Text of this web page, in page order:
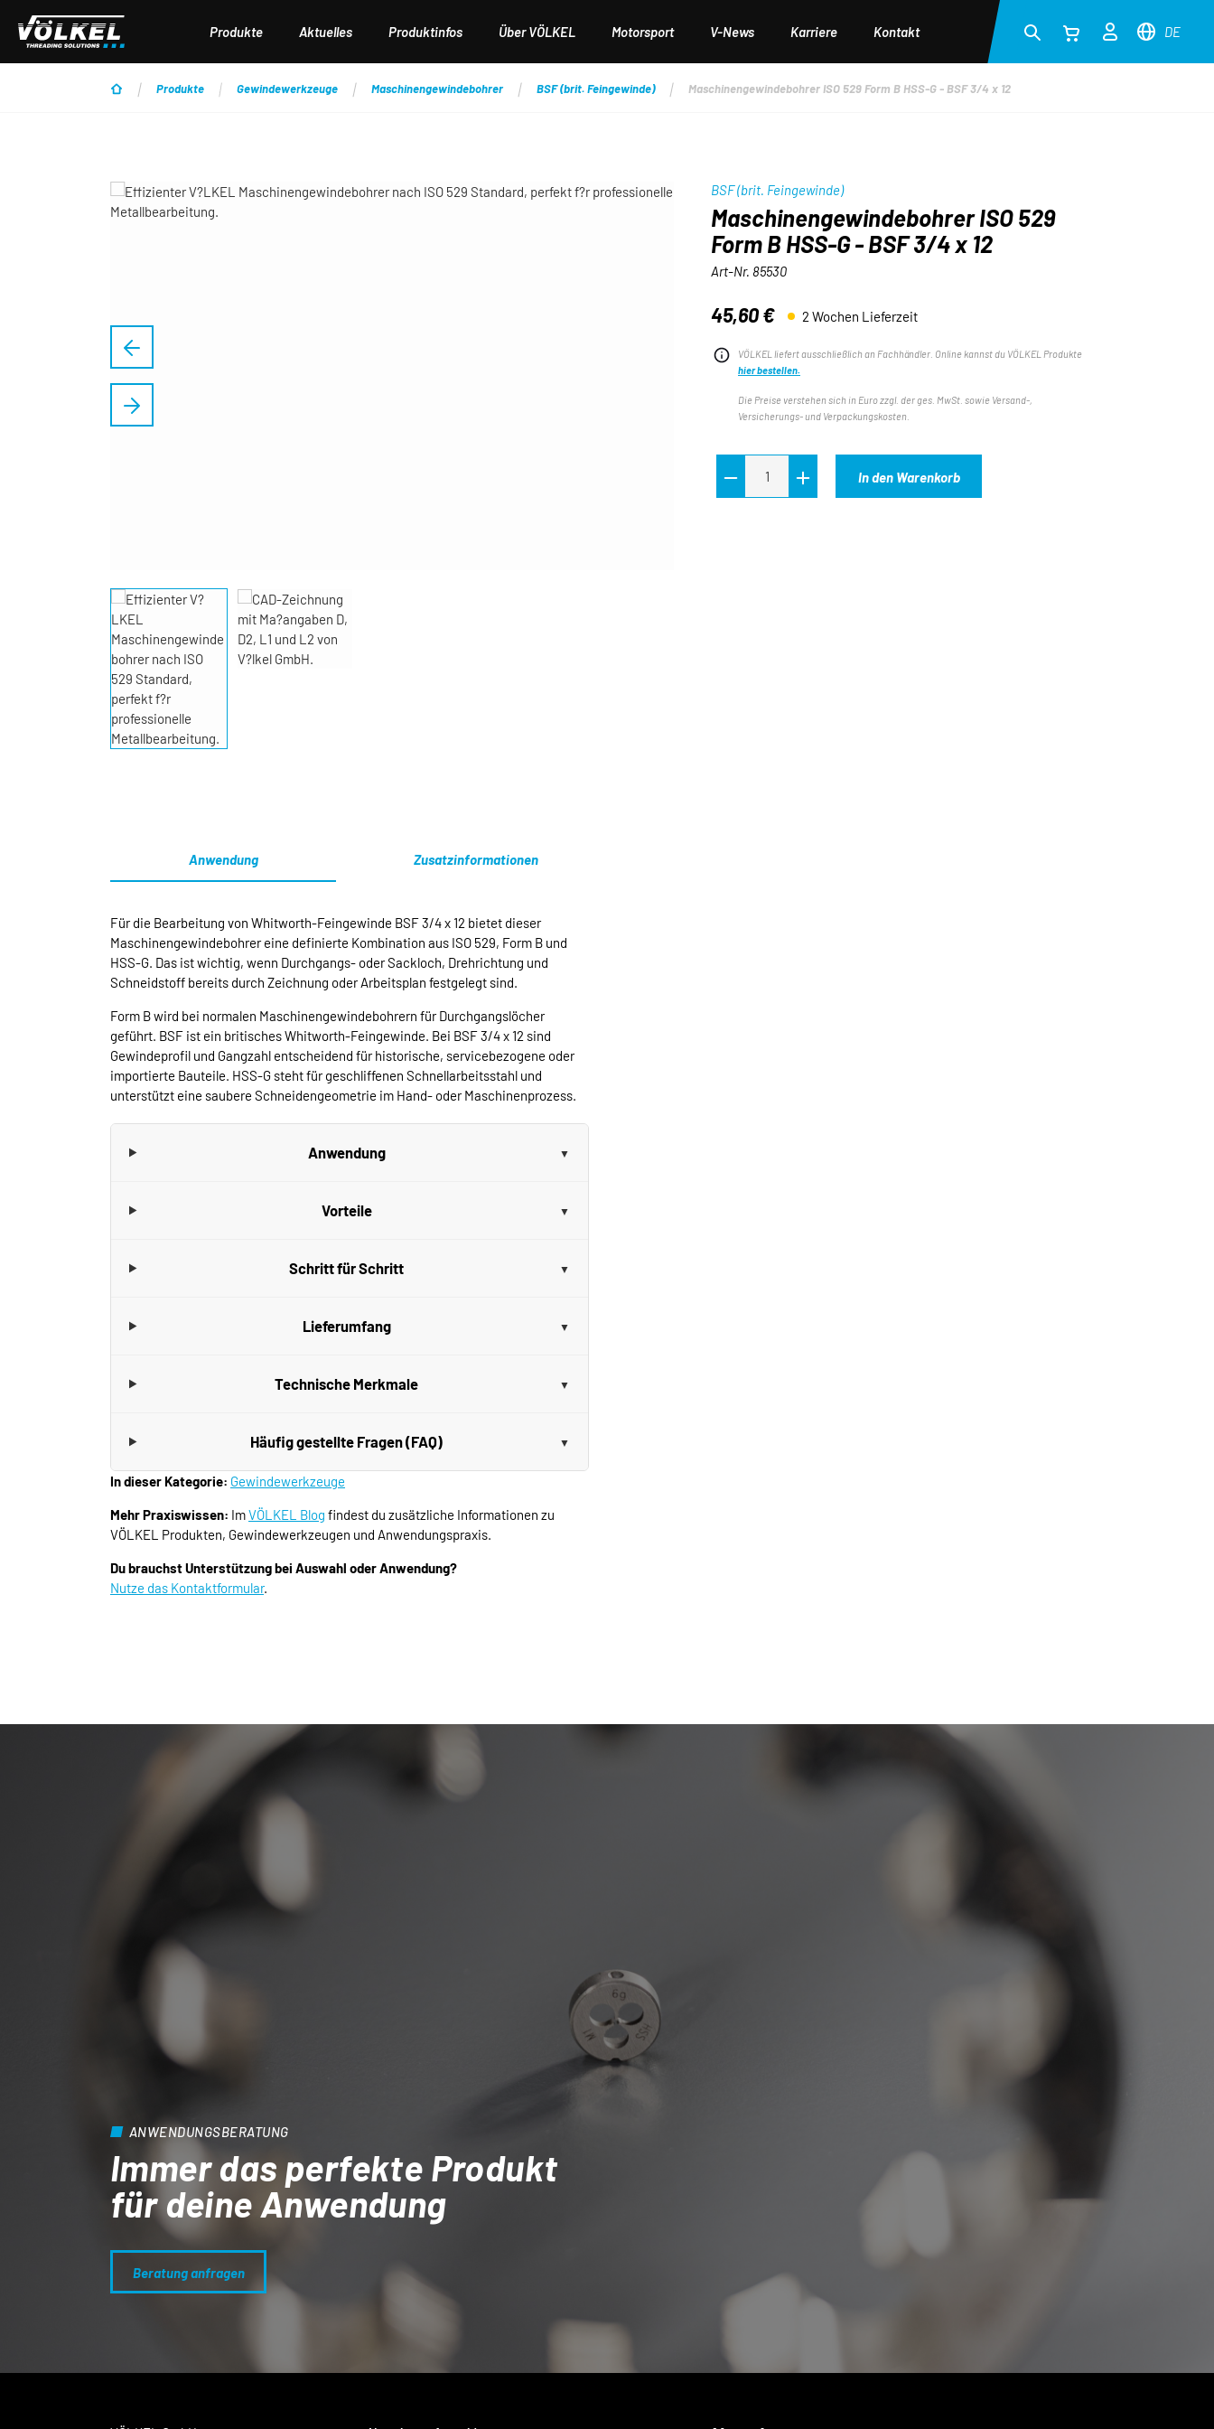
Hauptinhalt springen
Zur Suche springen
Zur Hauptnavigation springen
Produkte Aktuelles Produktinfos Über VÖLKEL Motorsport V-News Karriere Kontakt DE
Produkte Gewindewerkzeuge Maschinengewindebohrer BSF (brit. Feingewinde) Maschinengewindebohrer ISO 529 Form B HSS-G - BSF 3/4 x 12
Bildergalerie überspringen BSF (brit. Feingewinde)
Maschinengewindebohrer ISO 529
Form B HSS-G - BSF 3/4 x 12
Art-Nr. 85530
Regulärer Preis:
45,60 € 2 Wochen Lieferzeit
VÖLKEL liefert ausschließlich an Fachhändler. Online kannst du VÖLKEL Produkte
hier bestellen.
Die Preise verstehen sich in Euro zzgl. der ges. MwSt. sowie Versand-,
Versicherungs- und Verpackungskosten.
In den Warenkorb
Anwendung Zusatzinformationen
Für die Bearbeitung von Whitworth-Feingewinde BSF 3/4 x 12 bietet dieser
Maschinengewindebohrer eine definierte Kombination aus ISO 529, Form B und
HSS-G. Das ist wichtig, wenn Durchgangs- oder Sackloch, Drehrichtung und
Schneidstoff bereits durch Zeichnung oder Arbeitsplan festgelegt sind.
Form B wird bei normalen Maschinengewindebohrern für Durchgangslöcher
geführt. BSF ist ein britisches Whitworth-Feingewinde. Bei BSF 3/4 x 12 sind
Gewindeprofil und Gangzahl entscheidend für historische, servicebezogene oder
importierte Bauteile. HSS-G steht für geschliffenen Schnellarbeitsstahl und
unterstützt eine saubere Schneidengeometrie im Hand- oder Maschinenprozess.
Anwendung
Vorteile
Schritt für Schritt
Lieferumfang
Technische Merkmale
Häufig gestellte Fragen (FAQ)
In dieser Kategorie: Gewindewerkzeuge
Mehr Praxiswissen: ImVÖLKEL Blog findest du zusätzliche Informationen zu
VÖLKEL Produkten, Gewindewerkzeugen und Anwendungspraxis.
Du brauchst Unterstützung bei Auswahl oder Anwendung?
Nutze das Kontaktformular.
ANWENDUNGSBERATUNG
Immer das perfekte Produkt
für deine Anwendung
Beratung anfragen